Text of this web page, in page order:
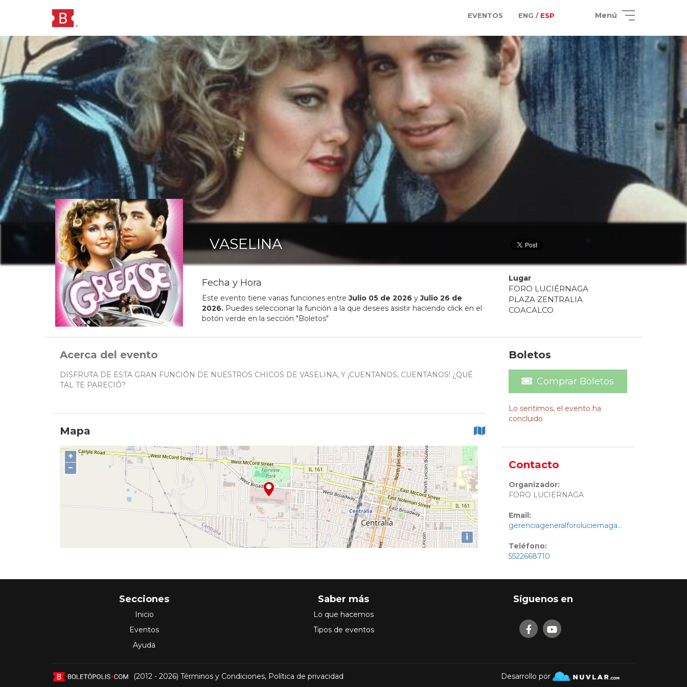
EVENTOS ENG / ESP Menú
VASELINA
Fecha y Hora
Este evento tiene varias funciones entreJulio 05de 2026 yJulio 26 de
2026.Puedes seleccionar la función a la que desees asistir haciendo click en el
botón verde en la sección "Boletos"
Lugar
FORO LUCIÉRNAGA
PLAZA ZENTRALIA
COACALCO
Acerca del evento
DISFRUTA DE ESTA GRAN FUNCIÓN DE NUESTROS CHICOS DE VASELINA, Y ¡CUENTANOS, CUENTANOS! ¿QUÉ
TAL TE PARECIÓ?
Mapa
+
−
i
Boletos
Comprar Boletos
Lo sentimos, el evento ha
concluido
Contacto
Organizador:
FORO LUCIERNAGA
Email:
gerenciageneralforoluciernaga@gmail.com
Teléfono:
5522668710
Secciones
Inicio
Eventos
Ayuda
Saber más
Lo que hacemos
Tipos de eventos
Síguenos en
(2012 - 2026) Términos y Condiciones, Política de privacidad Desarrollo por